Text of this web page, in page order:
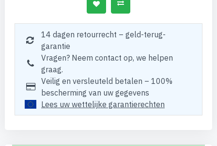
14 dagen retourrecht – geld-terug-
garantie
Vragen? Neem contact op, we helpen
graag.
Veilig en versleuteld betalen – 100%
bescherming van uw gegevens
Lees uw wettelijke garantierechten